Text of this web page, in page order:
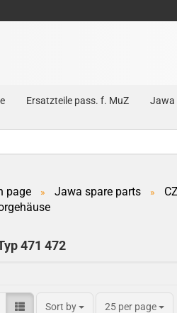
Ersatzteile pass. f. MuZ Jawa
page » Jawa spare parts »
471 472
Sort by 25 per page